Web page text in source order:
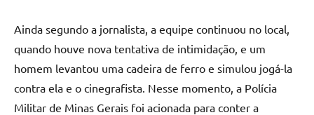
Ainda segundo a jornalista, a equipe continuou no local,
quando houve nova tentativa de intimidação, e um
homem levantou uma cadeira de ferro e simulou jogá-la
contra ela e o cinegrafista. Nesse momento, a Polícia
Militar de Minas Gerais foi acionada para conter a